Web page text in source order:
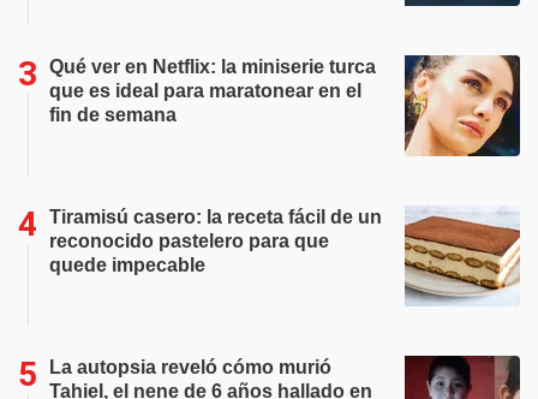
Qué ver en Netflix: la miniserie turca
que es ideal para maratonear en el
fin de semana
Tiramisú casero: la receta fácil de un
reconocido pastelero para que
quede impecable
La autopsia reveló cómo murió
Tahiel, el nene de 6 años hallado en